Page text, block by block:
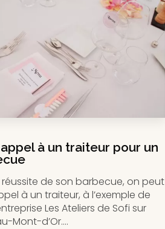
à un traiteur pour un
réussite de son barbecue, on peut
à un traiteur, à l’exemple de
Les Ateliers de Sofi sur
Mont-d’Or....